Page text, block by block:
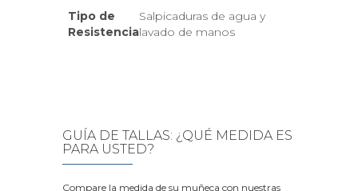
Tipo de
Resistencia
Salpicaduras de agua y
lavado de manos
GUÍA DE TALLAS: ¿QUÉ MEDIDA ES
PARA USTED?
Compare la medida de su muñeca con nuestras